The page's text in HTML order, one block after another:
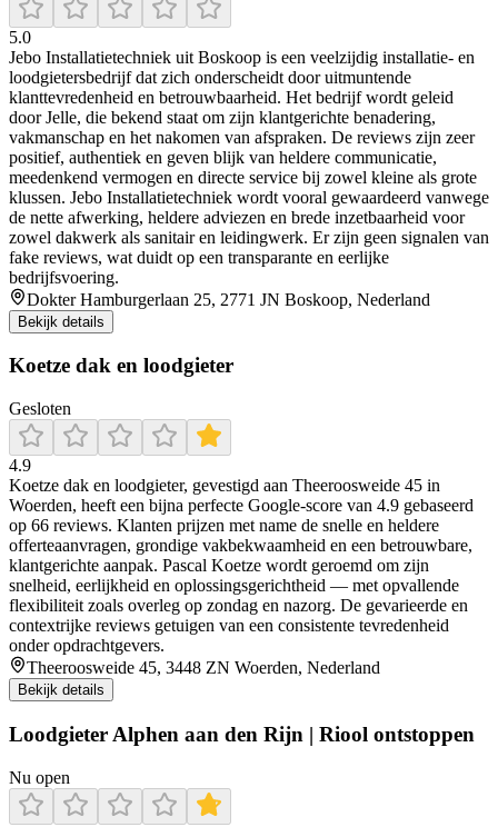
5.0
Jebo Installatietechniek uit Boskoop is een veelzijdig installatie- en
loodgietersbedrijf dat zich onderscheidt door uitmuntende
klanttevredenheid en betrouwbaarheid. Het bedrijf wordt geleid
door Jelle, die bekend staat om zijn klantgerichte benadering,
vakmanschap en het nakomen van afspraken. De reviews zijn zeer
positief, authentiek en geven blijk van heldere communicatie,
meedenkend vermogen en directe service bij zowel kleine als grote
klussen. Jebo Installatietechniek wordt vooral gewaardeerd vanwege
de nette afwerking, heldere adviezen en brede inzetbaarheid voor
zowel dakwerk als sanitair en leidingwerk. Er zijn geen signalen van
fake reviews, wat duidt op een transparante en eerlijke
bedrijfsvoering.
Dokter Hamburgerlaan 25, 2771 JN Boskoop, Nederland
Bekijk details
Koetze dak en loodgieter
Gesloten
4.9
Koetze dak en loodgieter, gevestigd aan Theeroosweide 45 in
Woerden, heeft een bijna perfecte Google-score van 4.9 gebaseerd
op 66 reviews. Klanten prijzen met name de snelle en heldere
offerteaanvragen, grondige vakbekwaamheid en een betrouwbare,
klantgerichte aanpak. Pascal Koetze wordt geroemd om zijn
snelheid, eerlijkheid en oplossingsgerichtheid — met opvallende
flexibiliteit zoals overleg op zondag en nazorg. De gevarieerde en
contextrijke reviews getuigen van een consistente tevredenheid
onder opdrachtgevers.
Theeroosweide 45, 3448 ZN Woerden, Nederland
Bekijk details
Loodgieter Alphen aan den Rijn | Riool ontstoppen
Nu open